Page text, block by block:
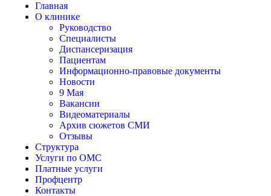
Главная
О клинике
Руководство
Специалисты
Диспансеризация
Пациентам
Информационно-правовые документы
Новости
9 Мая
Вакансии
Видеоматериалы
Архив сюжетов СМИ
Отзывы
Структура
Услуги по ОМС
Платные услуги
Профцентр
Контакты